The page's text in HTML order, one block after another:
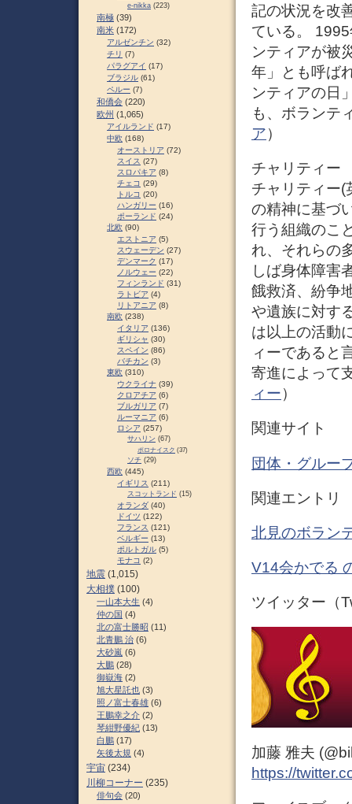
記の状況を改
ている。
ンティアが被
年」とも呼ば
ンティアの日
も、ボランテ
ア）
チャリティー
チャリティー(
の精神に基づ
行う組織のこ
れ、それらの
しば身体障害
餓救済、紛争
や遺族に対す
は以上の活動
ィーであると
寄進によって
ィー）
関連サイト
団体・グルー
関連エントリ
北見のボラン
V14会かでる
ツイッター（
加藤 雅夫
https://
e-nikka (223)
南極 (39)
南米 (172)
アルゼンチン (32)
チリ (7)
パラグアイ (17)
ブラジル (61)
ペルー (7)
和僑会 (220)
欧州 (1,065)
アイルランド (17)
中欧 (168)
オーストリア (72)
スイス (27)
スロパキア (8)
チェコ (29)
トルコ (20)
ハンガリー (16)
ポーランド (24)
北欧 (90)
エストニア (5)
スウェーデン (27)
デンマーク (17)
ノルウェー (22)
フィンランド (31)
ラトビア (4)
リトアニア (8)
南欧 (238)
イタリア (136)
ギリシャ (30)
スペイン (86)
バチカン (3)
東欧 (310)
ウクライナ (39)
クロアチア (6)
ブルガリア (7)
ルーマニア (6)
ロシア (257)
サハリン (67)
ポロナイスク (37)
ソチ (29)
西欧 (445)
イギリス (211)
スコットランド (15)
オランダ (40)
ドイツ (122)
フランス (121)
ベルギー (13)
ポルトガル (5)
モナコ (2)
地震 (1,015)
大相撲 (100)
一山本大生 (4)
仲の国 (4)
北の富士勝昭 (11)
北青鵬 治 (6)
大砂嵐 (6)
大鵬 (28)
御嶽海 (2)
旭大星託也 (3)
照ノ富士春雄 (6)
王鵬幸之介 (2)
琴紺野優紀 (13)
白鵬 (17)
矢後太規 (4)
宇宙 (234)
川柳コーナー (235)
俳句会 (20)